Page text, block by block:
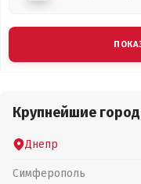
Крупнейшие
Днепр
Симферополь